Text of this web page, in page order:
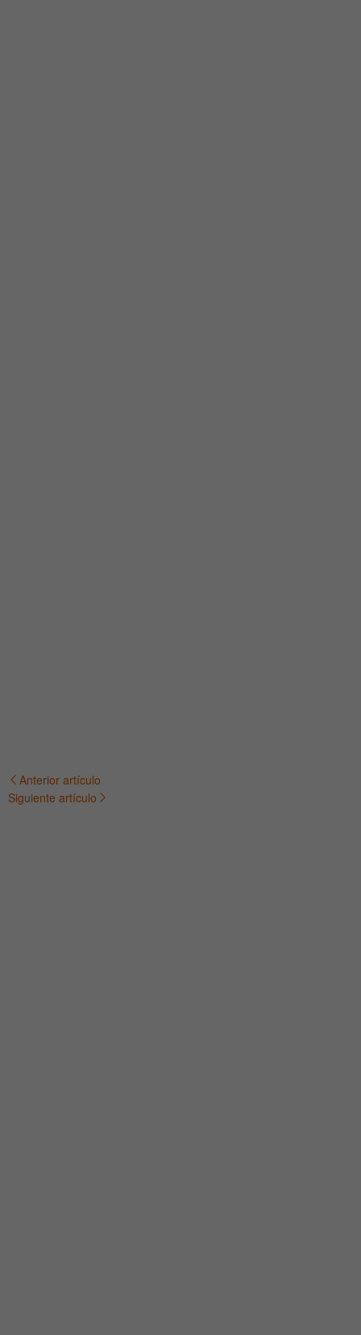
Navegación
Anterior artículo
Siguiente artículo